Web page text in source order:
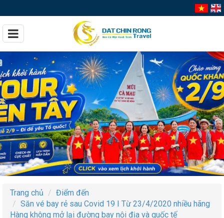
Trang chủ
Điểm đến
Săn vé bay rẻ sau Covid 19 I Từ 23/4/2020 nhiều hãng
Hàng không mở lại đường bay nội địa và quốc tế